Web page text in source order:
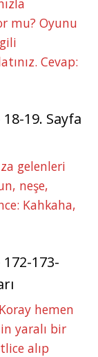
mu? Oyunu
Cevap:
19. Sayfa
gelenleri
neşe,
Kahkaha,
172-173-
hemen
yaralı bir
alıp